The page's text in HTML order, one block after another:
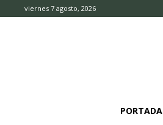
viernes 7 agosto, 2026
PORTADA